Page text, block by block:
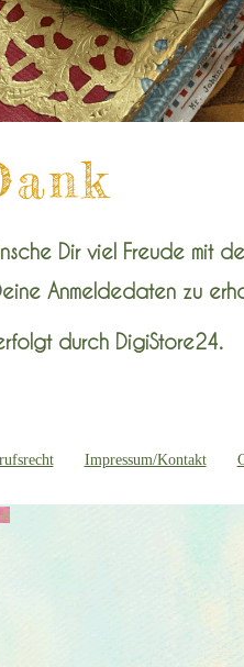
Dir viel Freude mit
Anmeldedaten zu
durch DigiStore24.
Impressum/Kontakt